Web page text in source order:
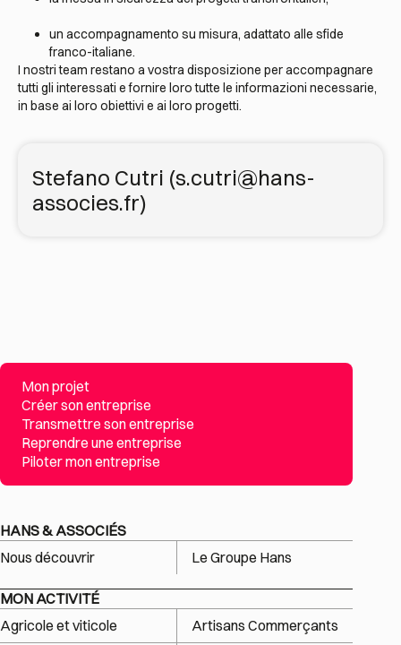
un accompagnamento su misura, adattato alle sfide
franco-italiane.
I nostri team restano a vostra disposizione per accompagnare
tutti gli interessati e fornire loro tutte le informazioni necessarie,
in base ai loro obiettivi e ai loro progetti.
Stefano Cutri (s.cutri@hans-
associes.fr)
Mon projet
Créer son entreprise
Transmettre son entreprise
Reprendre une entreprise
Piloter mon entreprise
HANS & ASSOCIÉS
Nous découvrir
Le Groupe Hans
MON ACTIVITÉ
Agricole et viticole
Artisans Commerçants